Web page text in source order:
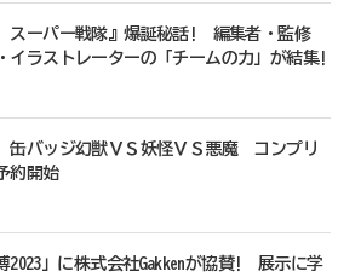
スーパー戦隊』爆誕秘話! 編集者・監修
イラストレーターの「チームの力」が結集!
缶バッジ幻獣ＶＳ妖怪ＶＳ悪魔 コンプリ
約開始
2023」に株式会社Gakkenが協賛! 展示に学